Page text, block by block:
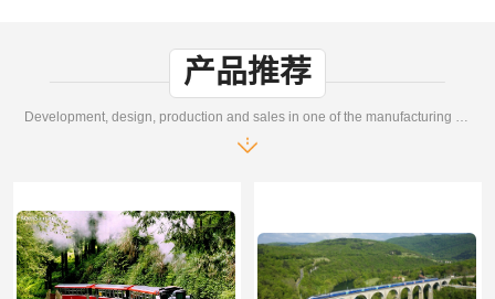
产品推荐
Development, design, production and sales in one of the manufacturing enterprises